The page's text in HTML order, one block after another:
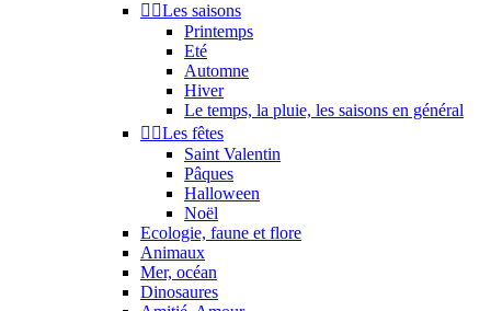
 Les saisons
Printemps
Eté
Automne
Hiver
Le temps, la pluie, les saisons en général
 Les fêtes
Saint Valentin
Pâques
Halloween
Noël
Ecologie, faune et flore
Animaux
Mer, océan
Dinosaures